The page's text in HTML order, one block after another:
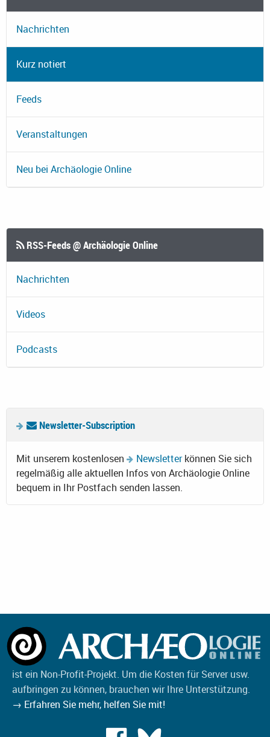
Nachrichten
Kurz notiert
Feeds
Veranstaltungen
Neu bei Archäologie Online
RSS-Feeds @ Archäologie Online
Nachrichten
Videos
Podcasts
Newsletter-Subscription
Mit unserem kostenlosen Newsletterkönnen Sie sich
regelmäßig alle aktuellen Infos von Archäologie Online
bequem in Ihr Postfach senden lassen.
ist ein Non-Profit-Projekt. Um die Kosten für Server usw.
aufbringen zu können, brauchen wir Ihre Unterstützung.
→ Erfahren Sie mehr, helfen Sie mit!